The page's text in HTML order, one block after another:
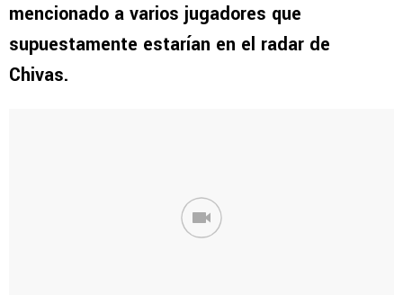
mencionado a varios jugadores que
supuestamente estarían en el radar de
Chivas.